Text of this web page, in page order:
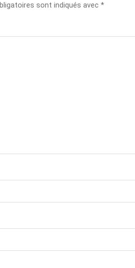
sont indiqués avec *